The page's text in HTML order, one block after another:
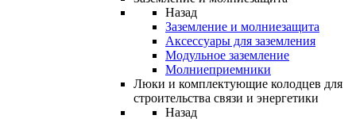
Назад
Заземление и молниезащита
Аксессуары для заземления
Модульное заземление
Молниеприемники
Люки и комплектующие колодцев для
строительства связи и энергетики
Назад